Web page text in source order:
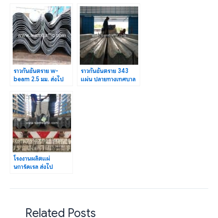
606 (Motorway)
เมืองที่ 2
ราวกันอันตราย w-
beam 2.5 มม. ส่งไป
สกลนคร
ราวกันอันตราย 343
แผ่น ปลายทางเทศบาล
โรงงานผลิตแผ่
นการ์ดเรล ส่งไป
Related Posts